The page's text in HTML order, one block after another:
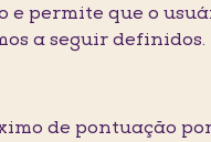
permite que o
a seguir definidos.
de pontuação